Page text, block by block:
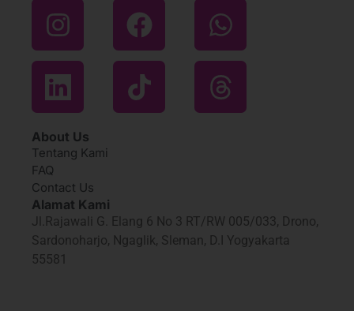
About Us
Tentang Kami
FAQ
Contact Us
Alamat Kami
Jl.Rajawali G. Elang 6 No 3 RT/RW 005/033, Drono,
Sardonoharjo, Ngaglik, Sleman, D.I Yogyakarta
55581